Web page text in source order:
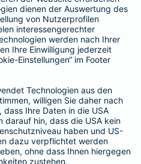
ändern
melden